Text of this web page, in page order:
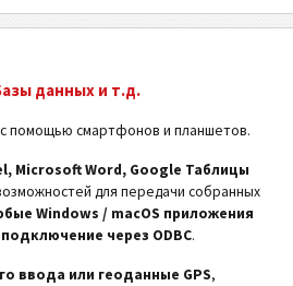
данных и т.д.
помощью смартфонов и планшетов.
Microsoft Word, Google Таблицы
для передачи собранных
Windows / macOS приложения
через ODBC.
ввода или геоданные GPS,